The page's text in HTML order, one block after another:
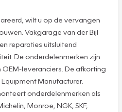
wilt u op de vervangen
Vakgarage van der Bijl
reparaties uitsluitend
De onderdelenmerken zijn
leveranciers. De afkorting
Manufacturer.
onderdelenmerken als
Monroe, NGK, SKF,